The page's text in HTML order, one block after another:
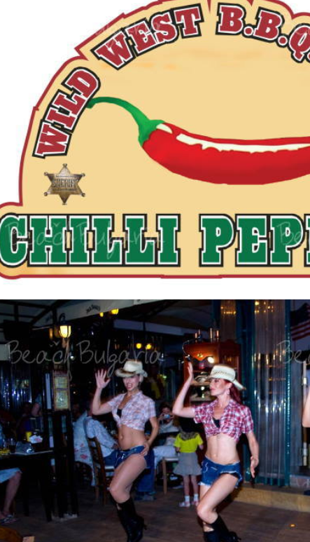
Св. Св. Константин иОтели в Св. Влас
Отели в Варне